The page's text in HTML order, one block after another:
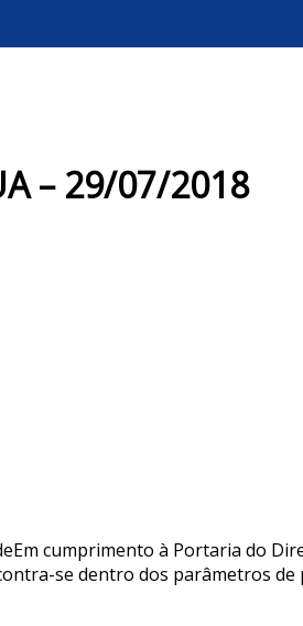
– 29/07/2018
cumprimento à Portaria do
se dentro dos parâmetros